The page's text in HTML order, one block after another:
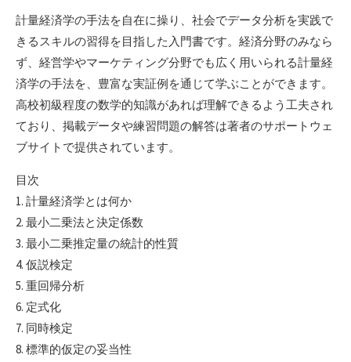
計量経済学の手法を自在に操り、社会でデータ分析を実践で
きるスキルの習得を目指した入門書です。経済分野のみなら
ず、経営学やマーケティング分野でも広く用いられる計量経
済学の手法を、豊富な実証例を通じて学ぶことができます。
高校初級程度の数学的知識があれば理解できるよう工夫され
ており、掲載データや練習問題の解答は著者のサポートウェ
ブサイトで提供されています。
目次
1. 計量経済学とは何か
2. 最小二乗法と決定係数
3. 最小二乗推定量の統計的性質
4. 仮説検定
5. 重回帰分析
6. 定式化
7. 同時検定
8. 標準的仮定の妥当性